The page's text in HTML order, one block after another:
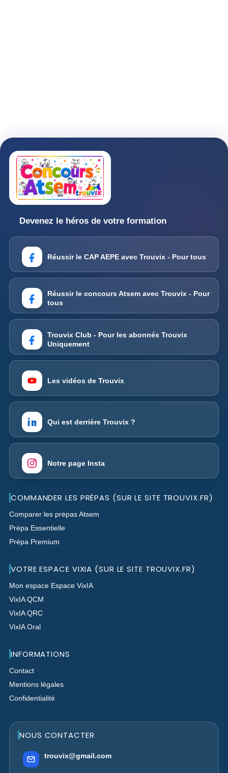
Devenez le héros de votre formation
Réussir le CAP AEPE avec Trouvix - Pour tous
Réussir le concours Atsem avec Trouvix - Pour
tous
Trouvix Club - Pour les abonnés Trouvix
Uniquement
Les vidéos de Trouvix
Qui est derrière Trouvix ?
Notre page Insta
COMMANDER LES PRÉPAS (SUR LE SITE TROUVIX.FR)
Comparer les prépas Atsem
Prépa Essentielle
Prépa Premium
VOTRE ESPACE VIXIA (SUR LE SITE TROUVIX.FR)
Mon espace Espace VixIA
VixIA QCM
VixIA QRC
VixIA Oral
INFORMATIONS
Contact
Mentions légales
Confidentialité
NOUS CONTACTER
trouvix@gmail.com